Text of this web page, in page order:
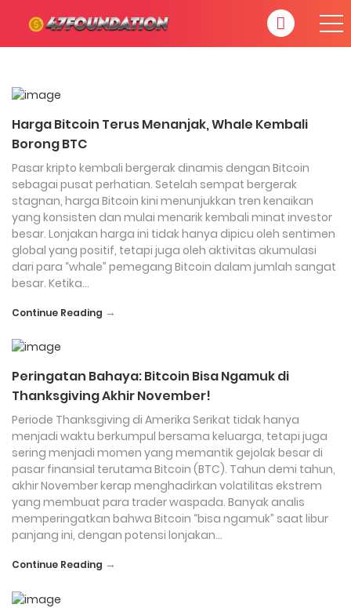
Harga Bitcoin Terus Menanjak, Whale Kembali
Borong BTC
Pasar kripto kembali bergerak dinamis dengan Bitcoin
sebagai pusat perhatian. Setelah sempat bergerak
stagnan, harga Bitcoin kini menunjukkan tren kenaikan
yang konsisten dan mulai menarik kembali minat investor
besar. Lonjakan harga ini tidak hanya dipicu oleh sentimen
global yang positif, tetapi juga oleh aktivitas akumulasi
dari para “whale” pemegang Bitcoin dalam jumlah sangat
besar. Ketika…
Continue Reading →
Peringatan Bahaya: Bitcoin Bisa Ngamuk di
Thanksgiving Akhir November!
Periode Thanksgiving di Amerika Serikat tidak hanya
menjadi waktu berkumpul bersama keluarga, tetapi juga
sering menjadi momen yang memantik gejolak besar di
pasar finansial terutama Bitcoin (BTC). Tahun demi tahun,
akhir November kerap menghadirkan volatilitas ekstrem
yang membuat para trader waspada. Banyak analis
memperingatkan bahwa Bitcoin “bisa ngamuk” saat libur
panjang ini, dengan potensi lonjakan…
Continue Reading →